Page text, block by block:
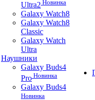
Ultra2 Новинка
Galaxy Watch8
Galaxy Watch8
Classic
Galaxy Watch
Ultra
Наушники
Galaxy Buds4
Pro Новинка
Galaxy Buds4
Новинка